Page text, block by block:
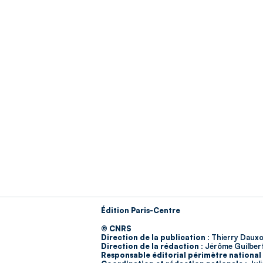
Édition Paris-Centre
© CNRS
Direction de la publication : Thierry
Direction de la rédaction : Jérôme
Responsable éditorial périmètre national